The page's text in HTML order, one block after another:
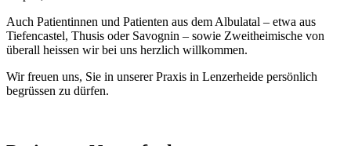
Auch Patientinnen und Patienten aus dem Albulatal – etwa aus
Tiefencastel, Thusis oder Savognin – sowie Zweitheimische von
überall heissen wir bei uns herzlich willkommen.
Wir freuen uns, Sie in unserer Praxis in Lenzerheide persönlich
begrüssen zu dürfen.